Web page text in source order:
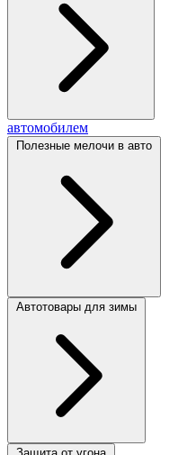
автомобилем
Полезные мелочи в авто
Автотовары для зимы